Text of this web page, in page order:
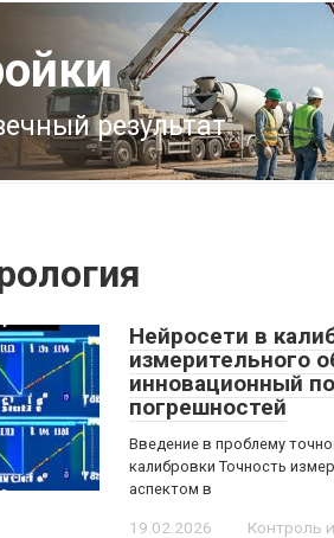
результат
Нейросети в
измерительного
инновационный
погрешностей
Введение в проблему
калибровки Точность
аспектом в
19.02.2026 Контроль